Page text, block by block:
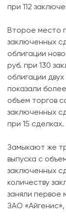
при 112
Второе место
заключенных
облигации
руб. при 130
облигации
показали
объем торгов
заключенных
при 15 сделках.
Замыкают же
выпуска с
заключенных
количеству
заняли первое
ЗАО